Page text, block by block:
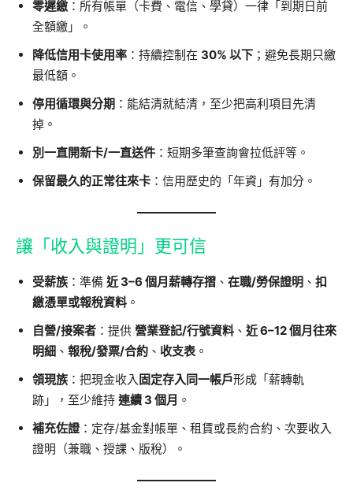
零遲繳 ：所有帳單（卡費、電信、學貸）一律「到期日前
全額繳」。
降低信用卡使用率 ：持續控制在 30% 以下 ；避免長期只繳
最低額。
停用循環與分期 ：能結清就結清，至少把高利項目先清
掉。
別一直開新卡/一直送件 ：短期多筆查詢會拉低評等。
保留最久的正常往來卡 ：信用歷史的「年資」有加分。
讓「收入與證明」更可信
受薪族 ：準備 近 3–6 個月薪轉存摺 、 在職/勞保證明 、 扣
繳憑單或報稅資料 。
自營/接案者 ：提供 營業登記/行號資料 、 近 6–12 個月往來
明細 、 報稅/發票/合約 、 收支表。
領現族 ：把現金收入固定存入同一帳戶形成「薪轉軌
跡」，至少維持 連續 3 個月 。
補充佐證：定存/基金對帳單、租賃或長約合約、次要收入
證明（兼職、授課、版稅）。